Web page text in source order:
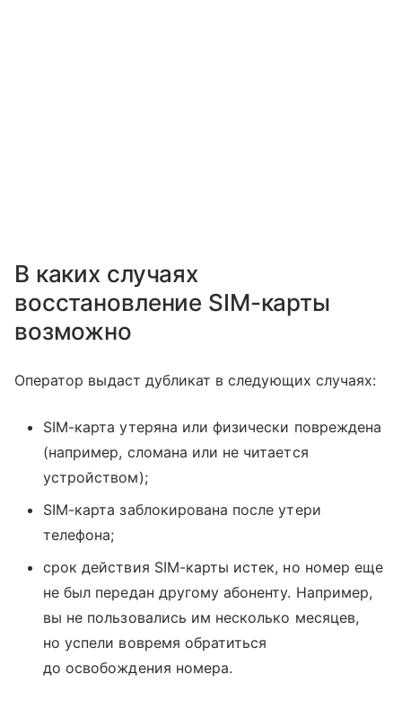
В каких случаях
восстановление SIM-карты
возможно
Оператор выдаст дубликат в следующих случаях:
SIM-карта утеряна или физически повреждена
(например, сломана или не читается
устройством);
SIM-карта заблокирована после утери
телефона;
срок действия SIM-карты истек, но номер еще
не был передан другому абоненту. Например,
вы не пользовались им несколько месяцев,
но успели вовремя обратиться
до освобождения номера.